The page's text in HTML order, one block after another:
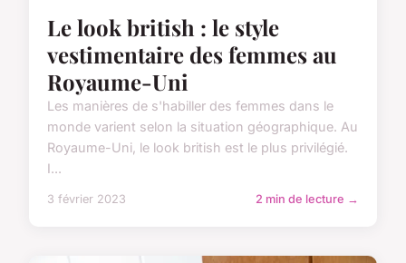
Le look british : le style
vestimentaire des femmes au
Royaume-Uni
Les manières de s'habiller des femmes dans le
monde varient selon la situation géographique. Au
Royaume-Uni, le look british est le plus privilégié.
I...
3 février 2023 2 min de lecture →